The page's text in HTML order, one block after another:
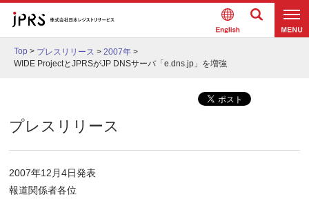
Englis 検索
Top > プレスリリース > 2007年 >
WIDE ProjectとJPRSがJP DNSサーバ「e.dns.jp」を増強
プレスリリース
2007年12月4日発表
報道関係者各位